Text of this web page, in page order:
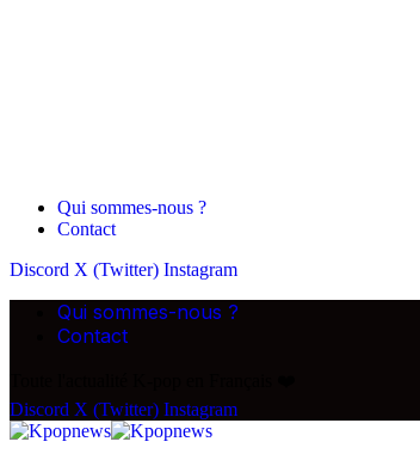
Qui sommes-nous ?
Contact
Discord X (Twitter) Instagram
Qui sommes-nous ?
Contact
Discord X (Twitter) Instagram